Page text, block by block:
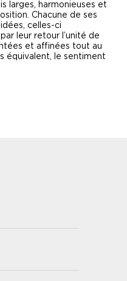
larges, harmonieuses et
Chacune de ses
celles-ci
leur retour l’unité de
et affinées tout au
équivalent, le sentiment